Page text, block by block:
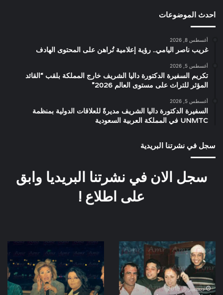
احدث الموضوعات
أغسطس 8, 2026
غريب ناصر اليامي.. رؤية إعلامية تُراهن على المحتوى الهادف
أغسطس 5, 2026
تكريم السفيرة الدكتورة داليا الشريف خارج المملكة بلقب “القائد
المؤثر للتراث على مستوى العالم 2026”
أغسطس 5, 2026
السفيرة الدكتورة داليا الشريف مديرةً للعلاقات الدولية بمنظمة
UNMTC في المملكة العربية السعودية
سجل في نشرتنا البريدية
سجل الان في نشرتنا البريديا وابق
على اطلاع !
كواليس
اغانى
فيلم
سحر
العيونديسمبر 5, 2019
البوم
يوم
ورا
يوم